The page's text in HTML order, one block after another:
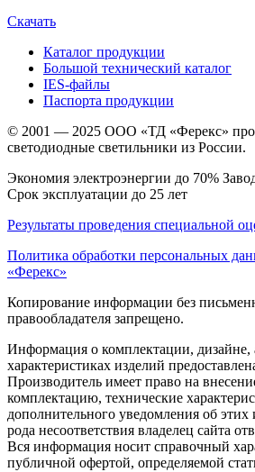
Скачать
Каталог продукции
Большой технический каталог
IES-файлы
Паспорта продукции
© 2001 — 2025 ООО «ТД «Ферекс»
светодиодные светильники из России.
Экономия электроэнергии до 70%
Срок эксплуатации до 25 лет
Результаты проведения специальной
Политика обработки персональных
«Ферекс»
Копирование информации без
правообладателя запрещено.
Информация о комплектации, дизайне,
характеристиках изделий
Производитель имеет право на
комплектацию, технические
дополнительного уведомления об
рода несоответствия владелец сайта
Вся информация носит справочный
публичной офертой, определяемой